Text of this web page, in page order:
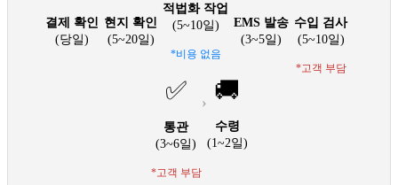
결제 확인
(당일)
현지 확인
(5~20일)
적법화 작업
(5~10일)
*비용 없음
EMS 발송
(3~5일)
수입 검사
(5~10일)
*고객 부담
✅
통관
(3~6일)
*고객 부담
› 🚚
수령
(1~2일)